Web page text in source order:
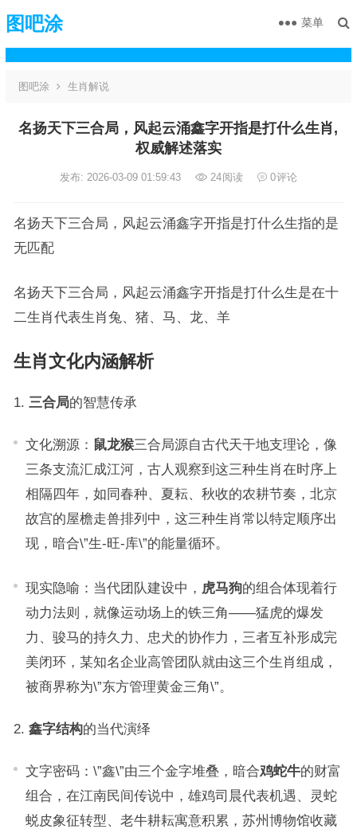
图吧涂 菜单
图吧涂 生肖解说
名扬天下三合局，风起云涌鑫字开指是打什么生肖,
权威解述落实
发布: 2026-03-09 01:59:43 24阅读 0评论
名扬天下三合局，风起云涌鑫字开指是打什么生指的是
无匹配
名扬天下三合局，风起云涌鑫字开指是打什么生是在十
二生肖代表生肖兔、猪、马、龙、羊
生肖文化内涵解析
三合局的智慧传承
文化溯源： 鼠龙猴三合局源自古代天干地支理论，像
三条支流汇成江河，古人观察到这三种生肖在时序上
相隔四年，如同春种、夏耘、秋收的农耕节奏，北京
故宫的屋檐走兽排列中，这三种生肖常以特定顺序出
现，暗合\”生-旺-库\”的能量循环。
现实隐喻：当代团队建设中， 虎马狗的组合体现着行
动力法则，就像运动场上的铁三角——猛虎的爆发
力、骏马的持久力、忠犬的协作力，三者互补形成完
美闭环，某知名企业高管团队就由这三个生肖组成，
被商界称为\”东方管理黄金三角\”。
鑫字结构的当代演绎
文字密码：\”鑫\”由三个金字堆叠，暗合鸡蛇牛的财富
组合，在江南民间传说中，雄鸡司晨代表机遇、灵蛇
蜕皮象征转型、老牛耕耘寓意积累，苏州博物馆收藏